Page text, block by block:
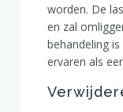
worden. De
en zal
behandeling
ervaren als